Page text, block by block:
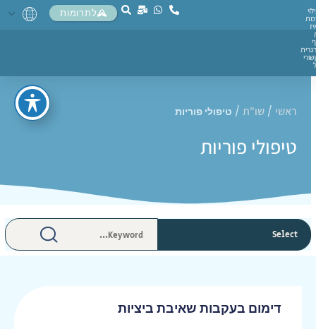
לתרומות
ראשי / שו"ת / טיפולי פוריות
טיפולי פוריות
דימום בעקבות שאיבת ביציות